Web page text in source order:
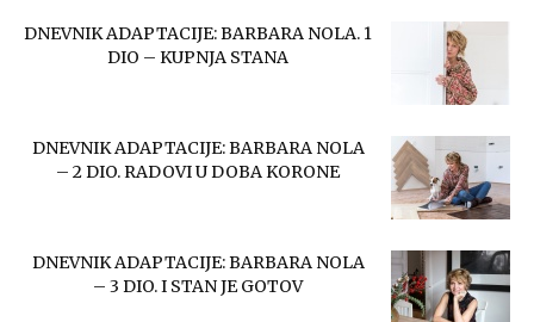
DNEVNIK ADAPTACIJE: BARBARA NOLA. 1
DIO – KUPNJA STANA
DNEVNIK ADAPTACIJE: BARBARA NOLA
– 2 DIO. RADOVI U DOBA KORONE
DNEVNIK ADAPTACIJE: BARBARA NOLA
– 3 DIO. I STAN JE GOTOV